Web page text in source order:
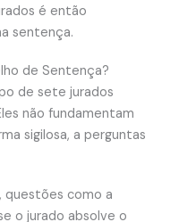
é então
sentença.
de Sentença?
de sete jurados
não fundamentam
sigilosa, a perguntas
questões como a
o jurado absolve o